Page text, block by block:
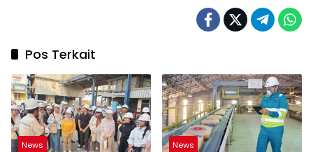
Pos Terkait
News News